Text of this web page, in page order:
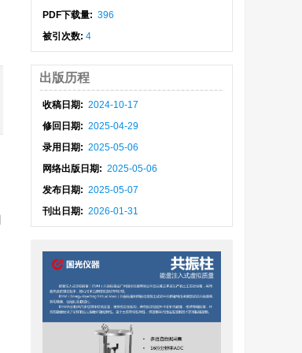
PDF下载量: 396
被引次数:4
出版历程
收稿日期: 2024-10-17
修回日期: 2025-04-29
录用日期: 2025-05-06
网络出版日期: 2025-05-06
发布日期: 2025-05-07
刊出日期: 2026-01-31